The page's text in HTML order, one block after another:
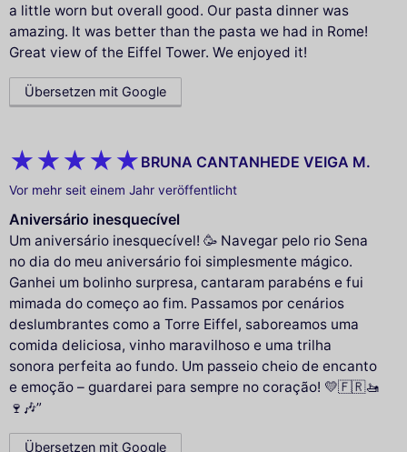
a little worn but overall good. Our pasta dinner was
amazing. It was better than the pasta we had in Rome!
Great view of the Eiffel Tower. We enjoyed it!
Übersetzen mit Google
BRUNA CANTANHEDE VEIGA M.
Vor mehr seit einem Jahr veröffentlicht
Aniversário inesquecível
Um aniversário inesquecível! 🥳 Navegar pelo rio Sena
no dia do meu aniversário foi simplesmente mágico.
Ganhei um bolinho surpresa, cantaram parabéns e fui
mimada do começo ao fim. Passamos por cenários
deslumbrantes como a Torre Eiffel, saboreamos uma
comida deliciosa, vinho maravilhoso e uma trilha
sonora perfeita ao fundo. Um passeio cheio de encanto
e emoção – guardarei para sempre no coração! 💛🇫🇷🚤
🍷🎶”
Übersetzen mit Google